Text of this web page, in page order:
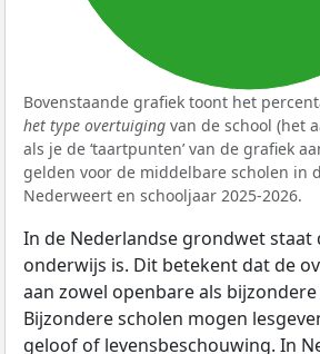
Bovenstaande grafiek toont het
het type overtuiging van de school (het
als je de ‘taartpunten’ van de grafiek
gelden voor de middelbare scholen in
Nederweert en schooljaar 2025-2026.
In de Nederlandse grondwet staat
onderwijs is. Dit betekent dat de
aan zowel openbare als
Bijzondere scholen mogen
geloof of levensbeschouwing. In